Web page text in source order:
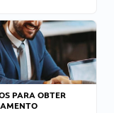
PARA OBTER